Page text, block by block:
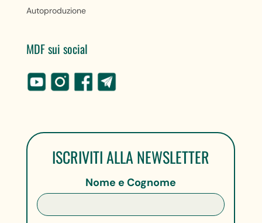
Autoproduzione
MDF sui social
ISCRIVITI ALLA NEWSLETTER
Nome e Cognome